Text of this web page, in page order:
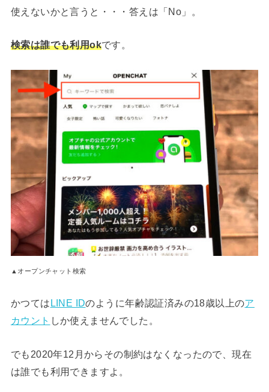
使えないかと言うと・・・答えは「No」。
検索は誰でも利用okです。
▲オープンチャット検索
かつては LINE IDのように年齢認証済みの18歳以上のア
カウント しか使えませんでした。
でも2020年12月からその制約はなくなったので、現在
は誰でも利用できますよ。